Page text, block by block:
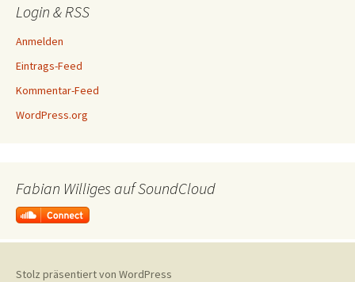
Login & RSS
Anmelden
Eintrags-Feed
Kommentar-Feed
WordPress.org
Fabian Williges auf SoundCloud
Stolz präsentiert von WordPress